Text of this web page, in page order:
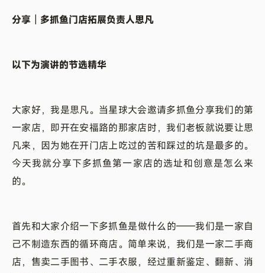
分享｜多抓鱼门店拓展负责人思凡
以下为演讲的节选精华
大家好，我是思凡。当星球大会邀请多抓鱼分享我们的第
一家店，即开在安福路的那家店时，我们老板就说要让思
凡来，因为她在开门店上吃过的苦和踩过的坑是最多的。
今天我就分享下多抓鱼第一家店的选址和创意是怎么来
的。
首先和大家介绍一下多抓鱼是做什么的——我们是一家自
己不制造东西的循环商店。简单来说，我们是一家二手商
店，售卖二手图书、二手衣服，经过重新鉴定、翻新、消